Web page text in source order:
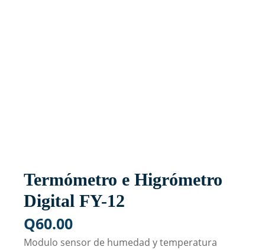
Termómetro e Higrómetro
Digital FY-12
Q60.00
Modulo sensor de humedad y temperatura